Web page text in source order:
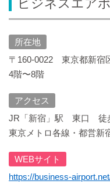
ビジネスエア
所在地
〒160-0022 東京都新宿
4階〜8階
アクセス
JR「新宿」駅 東口 徒
東京メトロ各線・都営
WEBサイト
https://business-